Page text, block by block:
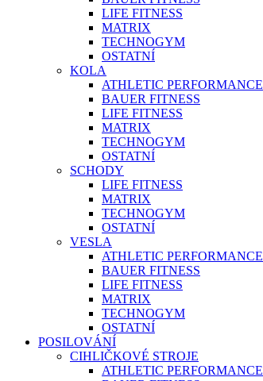
LIFE FITNESS
MATRIX
TECHNOGYM
OSTATNÍ
KOLA
ATHLETIC PERFORMANCE
BAUER FITNESS
LIFE FITNESS
MATRIX
TECHNOGYM
OSTATNÍ
SCHODY
LIFE FITNESS
MATRIX
TECHNOGYM
OSTATNÍ
VESLA
ATHLETIC PERFORMANCE
BAUER FITNESS
LIFE FITNESS
MATRIX
TECHNOGYM
OSTATNÍ
POSILOVÁNÍ
CIHLIČKOVÉ STROJE
ATHLETIC PERFORMANCE